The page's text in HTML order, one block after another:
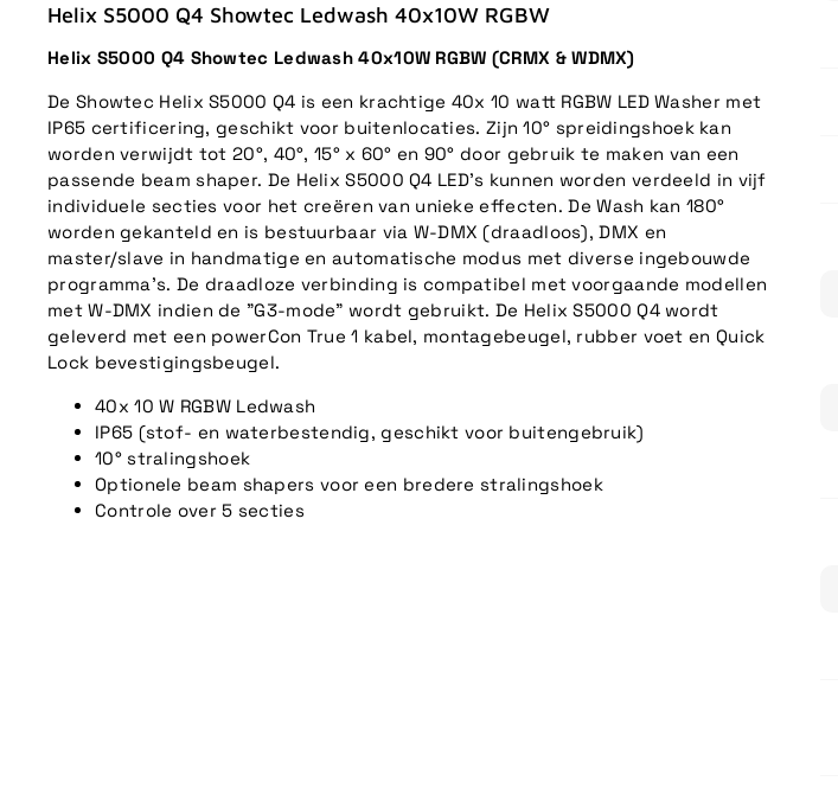
Helix S5000 Q4 Showtec Ledwash 40x10W RGBW
Helix S5000 Q4 Showtec Ledwash 40x10W RGBW (CRMX & WDMX)
De Showtec Helix S5000 Q4 is een krachtige 40x 10 watt RGBW LED Washer met
IP65 certificering, geschikt voor buitenlocaties. Zijn 10° spreidingshoek kan
worden verwijdt tot 20°, 40°, 15° x 60° en 90° door gebruik te maken van een
passende beam shaper. De Helix S5000 Q4 LED's kunnen worden verdeeld in vijf
individuele secties voor het creëren van unieke effecten. De Wash kan 180°
worden gekanteld en is bestuurbaar via W-DMX (draadloos), DMX en
master/slave in handmatige en automatische modus met diverse ingebouwde
programma's. De draadloze verbinding is compatibel met voorgaande modellen
met W-DMX indien de "G3-mode" wordt gebruikt. De Helix S5000 Q4 wordt
geleverd met een powerCon True 1 kabel, montagebeugel, rubber voet en Quick
Lock bevestigingsbeugel.
40x 10 W RGBW Ledwash
IP65 (stof- en waterbestendig, geschikt voor buitengebruik)
10° stralingshoek
Optionele beam shapers voor een bredere stralingshoek
Controle over 5 secties